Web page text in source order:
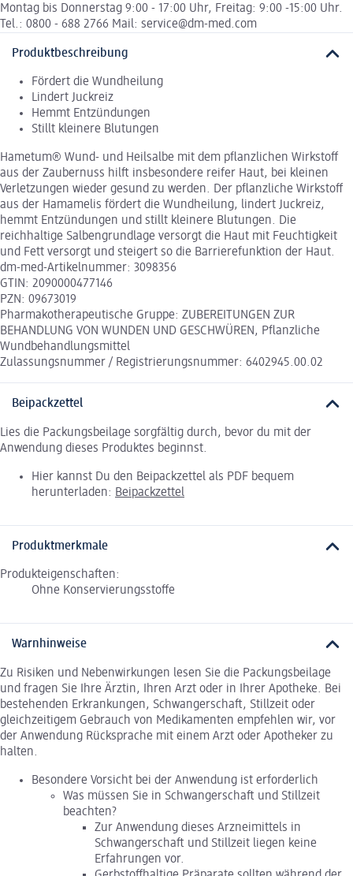
Montag bis Donnerstag 9:00 - 17:00 Uhr, Freitag: 9:00 -15:00 Uhr.
Tel.: 0800 - 688 2766 Mail: service@dm-med.com
Produktbeschreibung
Fördert die Wundheilung
Lindert Juckreiz
Hemmt Entzündungen
Stillt kleinere Blutungen
Hametum® Wund- und Heilsalbe mit dem pflanzlichen Wirkstoff
aus der Zaubernuss hilft insbesondere reifer Haut, bei kleinen
Verletzungen wieder gesund zu werden. Der pflanzliche Wirkstoff
aus der Hamamelis fördert die Wundheilung, lindert Juckreiz,
hemmt Entzündungen und stillt kleinere Blutungen. Die
reichhaltige Salbengrundlage versorgt die Haut mit Feuchtigkeit
und Fett versorgt und steigert so die Barrierefunktion der Haut.
dm-med-Artikelnummer: 3098356
GTIN: 2090000477146
PZN: 09673019
Pharmakotherapeutische Gruppe: ZUBEREITUNGEN ZUR
BEHANDLUNG VON WUNDEN UND GESCHWÜREN, Pflanzliche
Wundbehandlungsmittel
Zulassungsnummer / Registrierungsnummer: 6402945.00.02
Beipackzettel
Lies die Packungsbeilage sorgfältig durch, bevor du mit der
Anwendung dieses Produktes beginnst.
Hier kannst Du den Beipackzettel als PDF bequem
herunterladen: Beipackzettel
Produktmerkmale
Produkteigenschaften:
Ohne Konservierungsstoffe
Warnhinweise
Zu Risiken und Nebenwirkungen lesen Sie die Packungsbeilage
und fragen Sie Ihre Ärztin, Ihren Arzt oder in Ihrer Apotheke. Bei
bestehenden Erkrankungen, Schwangerschaft, Stillzeit oder
gleichzeitigem Gebrauch von Medikamenten empfehlen wir, vor
der Anwendung Rücksprache mit einem Arzt oder Apotheker zu
halten.
Besondere Vorsicht bei der Anwendung ist erforderlich
Was müssen Sie in Schwangerschaft und Stillzeit
beachten?
Zur Anwendung dieses Arzneimittels in
Schwangerschaft und Stillzeit liegen keine
Erfahrungen vor.